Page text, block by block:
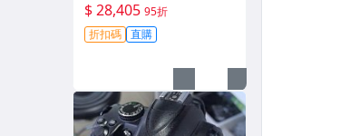
美無劃痕 功能一切正常 無
拆修無-3430
$ 28,405 95折
折扣碼 直購